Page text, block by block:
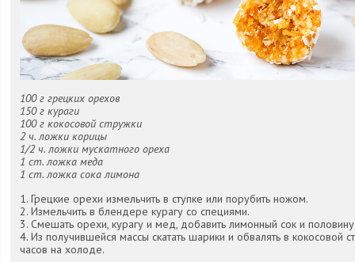
100 г грецких орехов
150 г кураги
100 г кокосовой стружки
2 ч. ложки корицы
1/2 ч. ложки мускатного ореха
1 ст. ложка меда
1 ст. ложка сока лимона
1. Грецкие орехи измельчить в ступке или порубить ножом.
2. Измельчить в блендере курагу со специями.
3. Смешать орехи, курагу и мед, добавить лимонный сок и
4. Из получившейся массы скатать шарики и обвалять в кокосовой
часов на холоде.